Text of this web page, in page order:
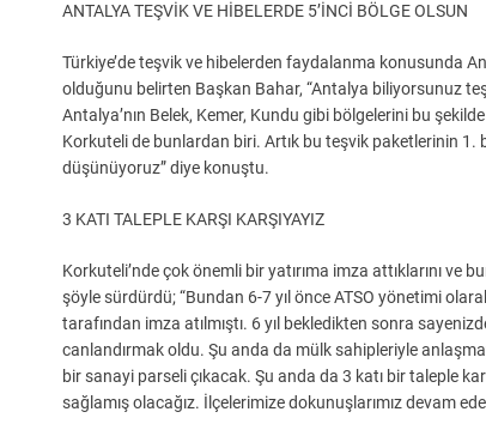
ANTALYA TEŞVİK VE HİBELERDE 5’İNCİ BÖLGE OLSUN
Türkiye’de teşvik ve hibelerden faydalanma konusunda
olduğunu belirten Başkan Bahar, “Antalya biliyorsunuz
Antalya’nın Belek, Kemer, Kundu gibi bölgelerini bu
Korkuteli de bunlardan biri. Artık bu teşvik paketlerinin
düşünüyoruz” diye konuştu.
3 KATI TALEPLE KARŞI KARŞIYAYIZ
Korkuteli’nde çok önemli bir yatırıma imza attıklarını ve
şöyle sürdürdü; “Bundan 6-7 yıl önce ATSO yönetimi
tarafından imza atılmıştı. 6 yıl bekledikten sonra
canlandırmak oldu. Şu anda da mülk sahipleriyle
bir sanayi parseli çıkacak. Şu anda da 3 katı bir taleple
sağlamış olacağız. İlçelerimize dokunuşlarımız devam